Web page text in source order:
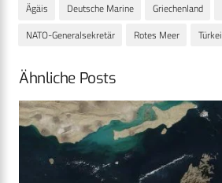
Ägäis Deutsche Marine Griechenland
NATO-Generalsekretär
Rotes Meer Türkei
Ähnliche Posts